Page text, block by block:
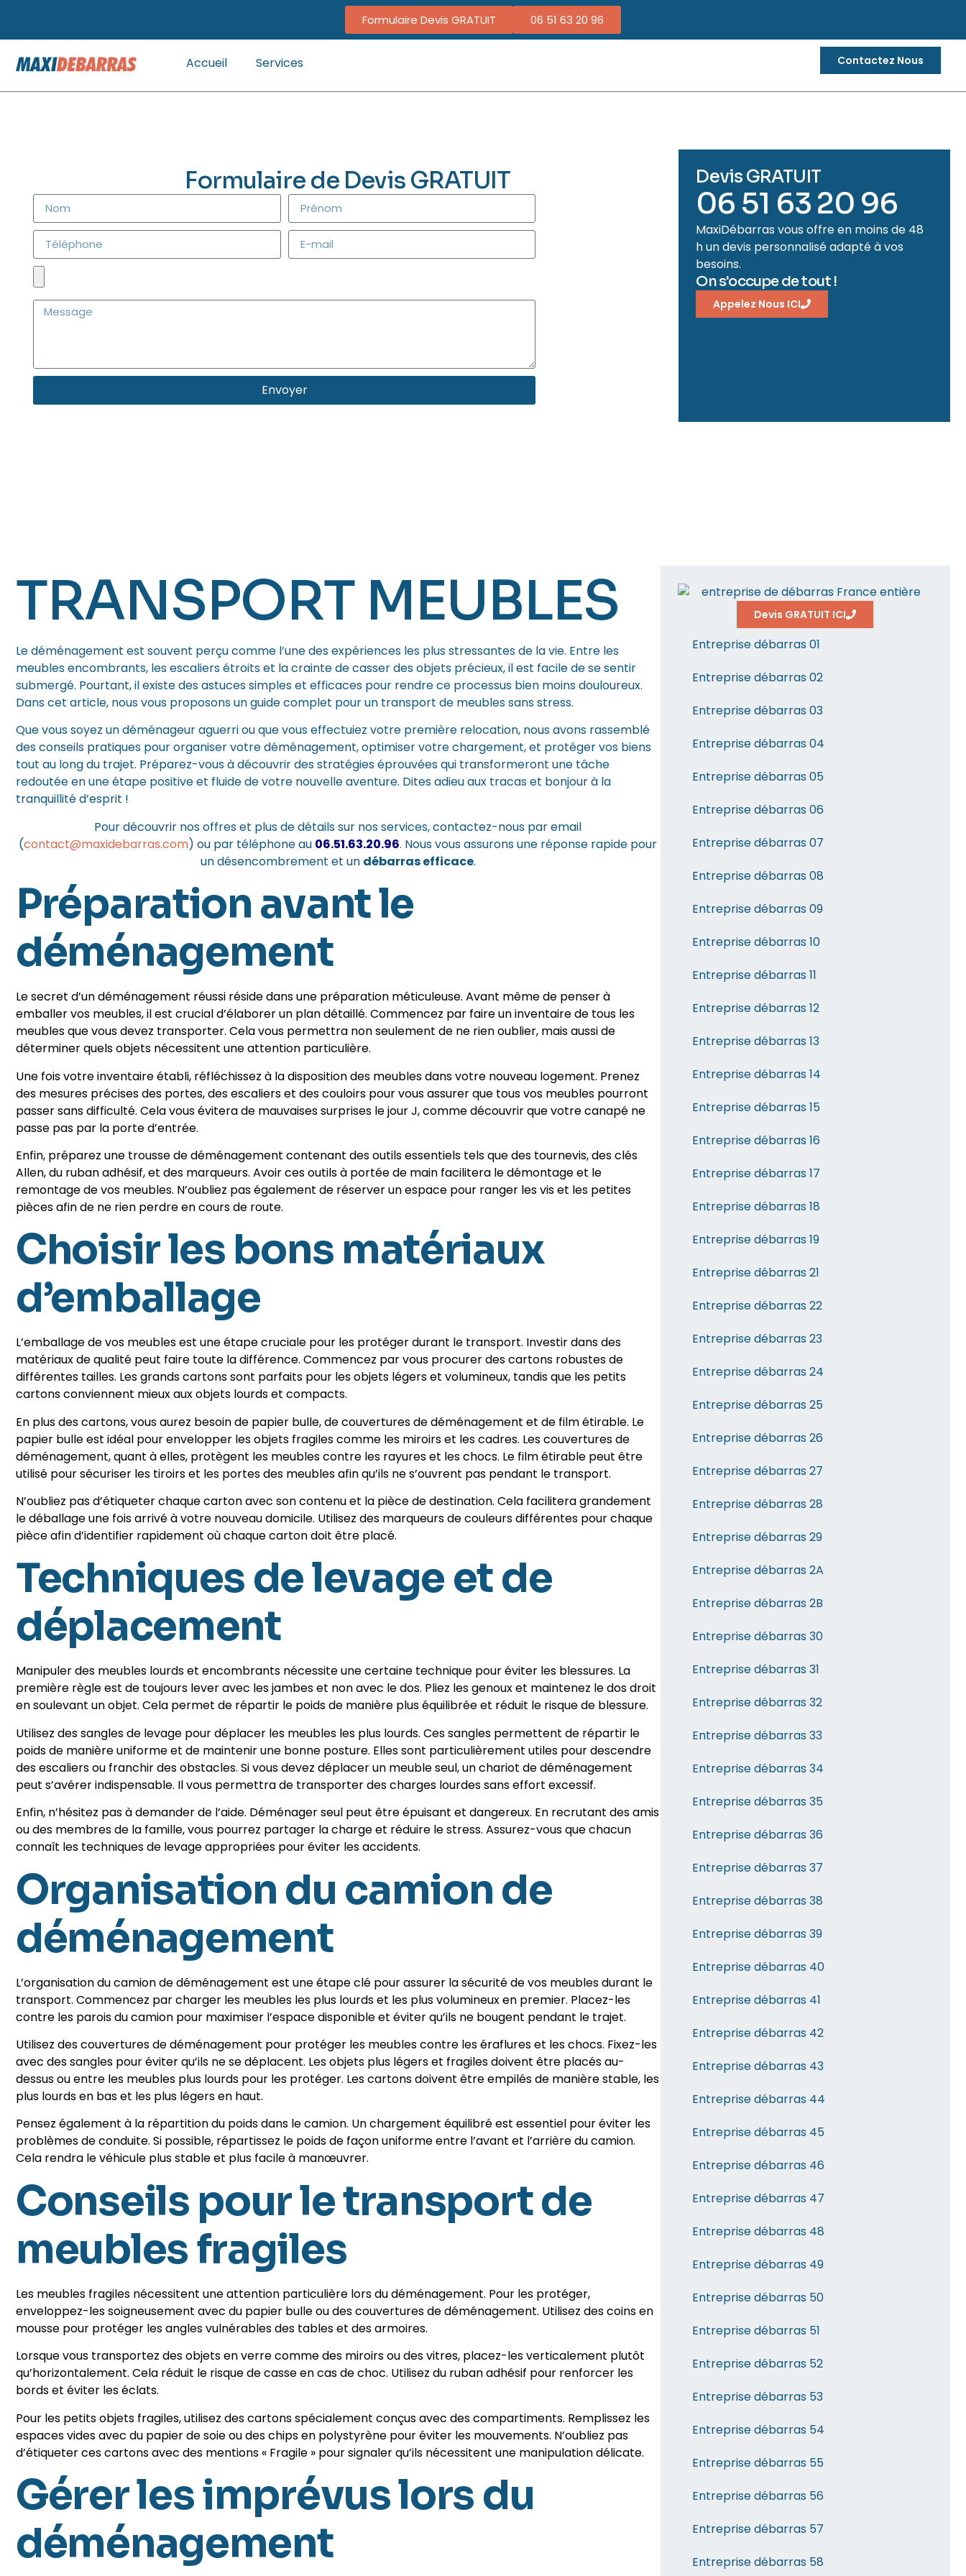
Formulaire Devis GRATUIT 06 51 63 20 96
Accueil Services Contactez Nous
Formulaire de Devis GRATUIT
Envoyer
Devis GRATUIT
06 51 63 20 96
MaxiDébarras vous offre en moins de 48
h un devis personnalisé adapté à vos
besoins.
On s'occupe de tout !
Appelez Nous ICI
TRANSPORT MEUBLES
Le déménagement est souvent perçu comme l’une des expériences les plus stressantes de la vie. Entre les
meubles encombrants, les escaliers étroits et la crainte de casser des objets précieux, il est facile de se sentir
submergé. Pourtant, il existe des astuces simples et efficaces pour rendre ce processus bien moins douloureux.
Dans cet article, nous vous proposons un guide complet pour un transport de meubles sans stress.
Que vous soyez un déménageur aguerri ou que vous effectuiez votre première relocation, nous avons rassemblé
des conseils pratiques pour organiser votre déménagement, optimiser votre chargement, et protéger vos biens
tout au long du trajet. Préparez-vous à découvrir des stratégies éprouvées qui transformeront une tâche
redoutée en une étape positive et fluide de votre nouvelle aventure. Dites adieu aux tracas et bonjour à la
tranquillité d’esprit !
Pour découvrir nos offres et plus de détails sur nos services,contactez-nous par email
(contact@maxidebarras.com) ou par téléphone au 06.51.63.20.96. Nous vous assurons une réponse rapide pour
un désencombrement et un débarras efficace.
Préparation avant le
déménagement
Le secret d’un déménagement réussi réside dans une préparation méticuleuse. Avant même de penser à
emballer vos meubles, il est crucial d’élaborer un plan détaillé. Commencez par faire un inventaire de tous les
meubles que vous devez transporter. Cela vous permettra non seulement de ne rien oublier, mais aussi de
déterminer quels objets nécessitent une attention particulière.
Une fois votre inventaire établi, réfléchissez à la disposition des meubles dans votre nouveau logement. Prenez
des mesures précises des portes, des escaliers et des couloirs pour vous assurer que tous vos meubles pourront
passer sans difficulté. Cela vous évitera de mauvaises surprises le jour J, comme découvrir que votre canapé ne
passe pas par la porte d’entrée.
Enfin, préparez une trousse de déménagement contenant des outils essentiels tels que des tournevis, des clés
Allen, du ruban adhésif, et des marqueurs. Avoir ces outils à portée de main facilitera le démontage et le
remontage de vos meubles. N’oubliez pas également de réserver un espace pour ranger les vis et les petites
pièces afin de ne rien perdre en cours de route.
Choisir les bons matériaux
d’emballage
L’emballage de vos meubles est une étape cruciale pour les protéger durant le transport. Investir dans des
matériaux de qualité peut faire toute la différence. Commencez par vous procurer des cartons robustes de
différentes tailles. Les grands cartons sont parfaits pour les objets légers et volumineux, tandis que les petits
cartons conviennent mieux aux objets lourds et compacts.
En plus des cartons, vous aurez besoin de papier bulle, de couvertures de déménagement et de film étirable. Le
papier bulle est idéal pour envelopper les objets fragiles comme les miroirs et les cadres. Les couvertures de
déménagement, quant à elles, protègent les meubles contre les rayures et les chocs. Le film étirable peut être
utilisé pour sécuriser les tiroirs et les portes des meubles afin qu’ils ne s’ouvrent pas pendant le transport.
N’oubliez pas d’étiqueter chaque carton avec son contenu et la pièce de destination. Cela facilitera grandement
le déballage une fois arrivé à votre nouveau domicile. Utilisez des marqueurs de couleurs différentes pour chaque
pièce afin d’identifier rapidement où chaque carton doit être placé.
Techniques de levage et de
déplacement
Manipuler des meubles lourds et encombrants nécessite une certaine technique pour éviter les blessures. La
première règle est de toujours lever avec les jambes et non avec le dos. Pliez les genoux et maintenez le dos droit
en soulevant un objet. Cela permet de répartir le poids de manière plus équilibrée et réduit le risque de blessure.
Utilisez des sangles de levage pour déplacer les meubles les plus lourds. Ces sangles permettent de répartir le
poids de manière uniforme et de maintenir une bonne posture. Elles sont particulièrement utiles pour descendre
des escaliers ou franchir des obstacles. Si vous devez déplacer un meuble seul, un chariot de déménagement
peut s’avérer indispensable. Il vous permettra de transporter des charges lourdes sans effort excessif.
Enfin, n’hésitez pas à demander de l’aide. Déménager seul peut être épuisant et dangereux. En recrutant des amis
ou des membres de la famille, vous pourrez partager la charge et réduire le stress. Assurez-vous que chacun
connaît les techniques de levage appropriées pour éviter les accidents.
Organisation du camion de
déménagement
L’organisation du camion de déménagement est une étape clé pour assurer la sécurité de vos meubles durant le
transport. Commencez par charger les meubles les plus lourds et les plus volumineux en premier. Placez-les
contre les parois du camion pour maximiser l’espace disponible et éviter qu’ils ne bougent pendant le trajet.
Utilisez des couvertures de déménagement pour protéger les meubles contre les éraflures et les chocs. Fixez-les
avec des sangles pour éviter qu’ils ne se déplacent. Les objets plus légers et fragiles doivent être placés au-
dessus ou entre les meubles plus lourds pour les protéger. Les cartons doivent être empilés de manière stable, les
plus lourds en bas et les plus légers en haut.
Pensez également à la répartition du poids dans le camion. Un chargement équilibré est essentiel pour éviter les
problèmes de conduite. Si possible, répartissez le poids de façon uniforme entre l’avant et l’arrière du camion.
Cela rendra le véhicule plus stable et plus facile à manœuvrer.
Conseils pour le transport de
meubles fragiles
Les meubles fragiles nécessitent une attention particulière lors du déménagement. Pour les protéger,
enveloppez-les soigneusement avec du papier bulle ou des couvertures de déménagement. Utilisez des coins en
mousse pour protéger les angles vulnérables des tables et des armoires.
Lorsque vous transportez des objets en verre comme des miroirs ou des vitres, placez-les verticalement plutôt
qu’horizontalement. Cela réduit le risque de casse en cas de choc. Utilisez du ruban adhésif pour renforcer les
bords et éviter les éclats.
Pour les petits objets fragiles, utilisez des cartons spécialement conçus avec des compartiments. Remplissez les
espaces vides avec du papier de soie ou des chips en polystyrène pour éviter les mouvements. N’oubliez pas
d’étiqueter ces cartons avec des mentions « Fragile » pour signaler qu’ils nécessitent une manipulation délicate.
Gérer les imprévus lors du
déménagement
Devis GRATUIT ICI
Entreprise débarras 01
Entreprise débarras 02
Entreprise débarras 03
Entreprise débarras 04
Entreprise débarras 05
Entreprise débarras 06
Entreprise débarras 07
Entreprise débarras 08
Entreprise débarras 09
Entreprise débarras 10
Entreprise débarras 11
Entreprise débarras 12
Entreprise débarras 13
Entreprise débarras 14
Entreprise débarras 15
Entreprise débarras 16
Entreprise débarras 17
Entreprise débarras 18
Entreprise débarras 19
Entreprise débarras 21
Entreprise débarras 22
Entreprise débarras 23
Entreprise débarras 24
Entreprise débarras 25
Entreprise débarras 26
Entreprise débarras 27
Entreprise débarras 28
Entreprise débarras 29
Entreprise débarras 2A
Entreprise débarras 2B
Entreprise débarras 30
Entreprise débarras 31
Entreprise débarras 32
Entreprise débarras 33
Entreprise débarras 34
Entreprise débarras 35
Entreprise débarras 36
Entreprise débarras 37
Entreprise débarras 38
Entreprise débarras 39
Entreprise débarras 40
Entreprise débarras 41
Entreprise débarras 42
Entreprise débarras 43
Entreprise débarras 44
Entreprise débarras 45
Entreprise débarras 46
Entreprise débarras 47
Entreprise débarras 48
Entreprise débarras 49
Entreprise débarras 50
Entreprise débarras 51
Entreprise débarras 52
Entreprise débarras 53
Entreprise débarras 54
Entreprise débarras 55
Entreprise débarras 56
Entreprise débarras 57
Entreprise débarras 58